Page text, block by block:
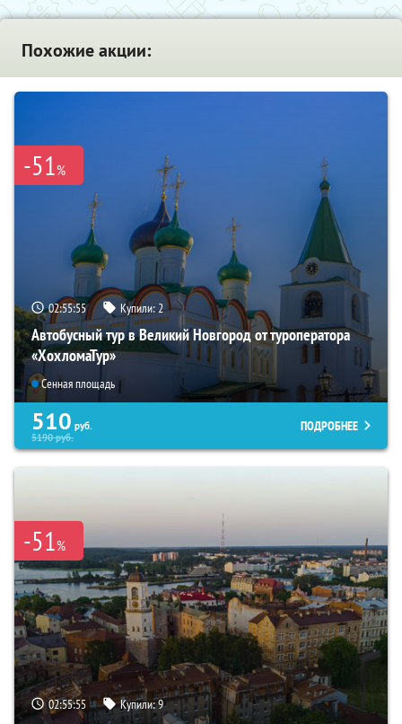
Похожие акции:
-51%
02:55:53 Купили:2
Автобусный тур в Великий Новгород от туроператора
«ХохломаТур»
Сенная площадь
510 руб.
5190руб.
ПОДРОБНЕЕ
-51%
02:55:53 Купили:9